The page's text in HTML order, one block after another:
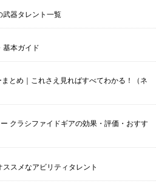
武器タレント一覧
基本ガイド
まとめ｜これさえ見ればすべてわかる！（ネ
クラシファイドギアの効果・評価・おすす
ススメなアビリティタレント